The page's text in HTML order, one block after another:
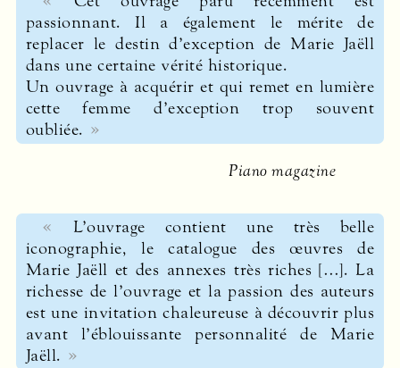
passionnant. Il a également le mérite de
replacer le destin d’exception de Marie Jaëll
dans une certaine vérité historique.
Un ouvrage à acquérir et qui remet en lumière
cette femme d’exception trop souvent
oubliée.
Piano magazine
L’ouvrage contient une très belle
iconographie, le catalogue des œuvres de
Marie Jaëll et des annexes très riches […]. La
richesse de l’ouvrage et la passion des auteurs
est une invitation chaleureuse à découvrir plus
avant l’éblouissante personnalité de Marie
Jaëll.